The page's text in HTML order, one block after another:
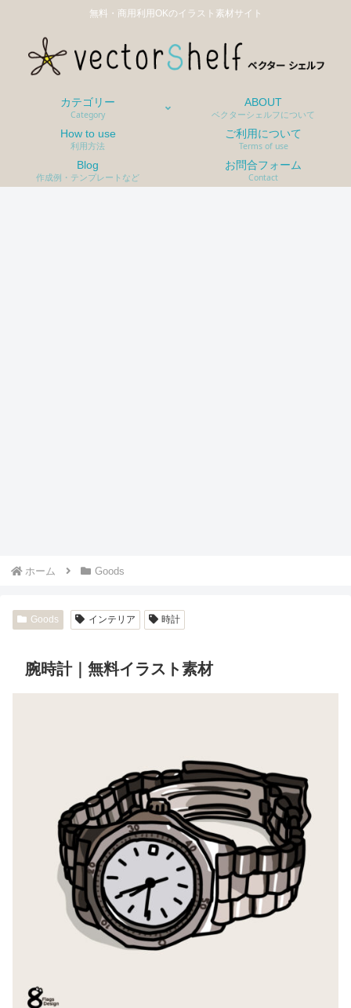
無料・商用利用OKのイラスト素材サイト
カテゴリー
Category
ABOUT
ベクターシェルフについて
How to use
利用方法
ご利用について
Terms of use
Blog
作成例・テンプレートなど
お問合フォーム
Contact
ホーム Goods
Goods インテリア 時計
腕時計｜無料イラスト素材